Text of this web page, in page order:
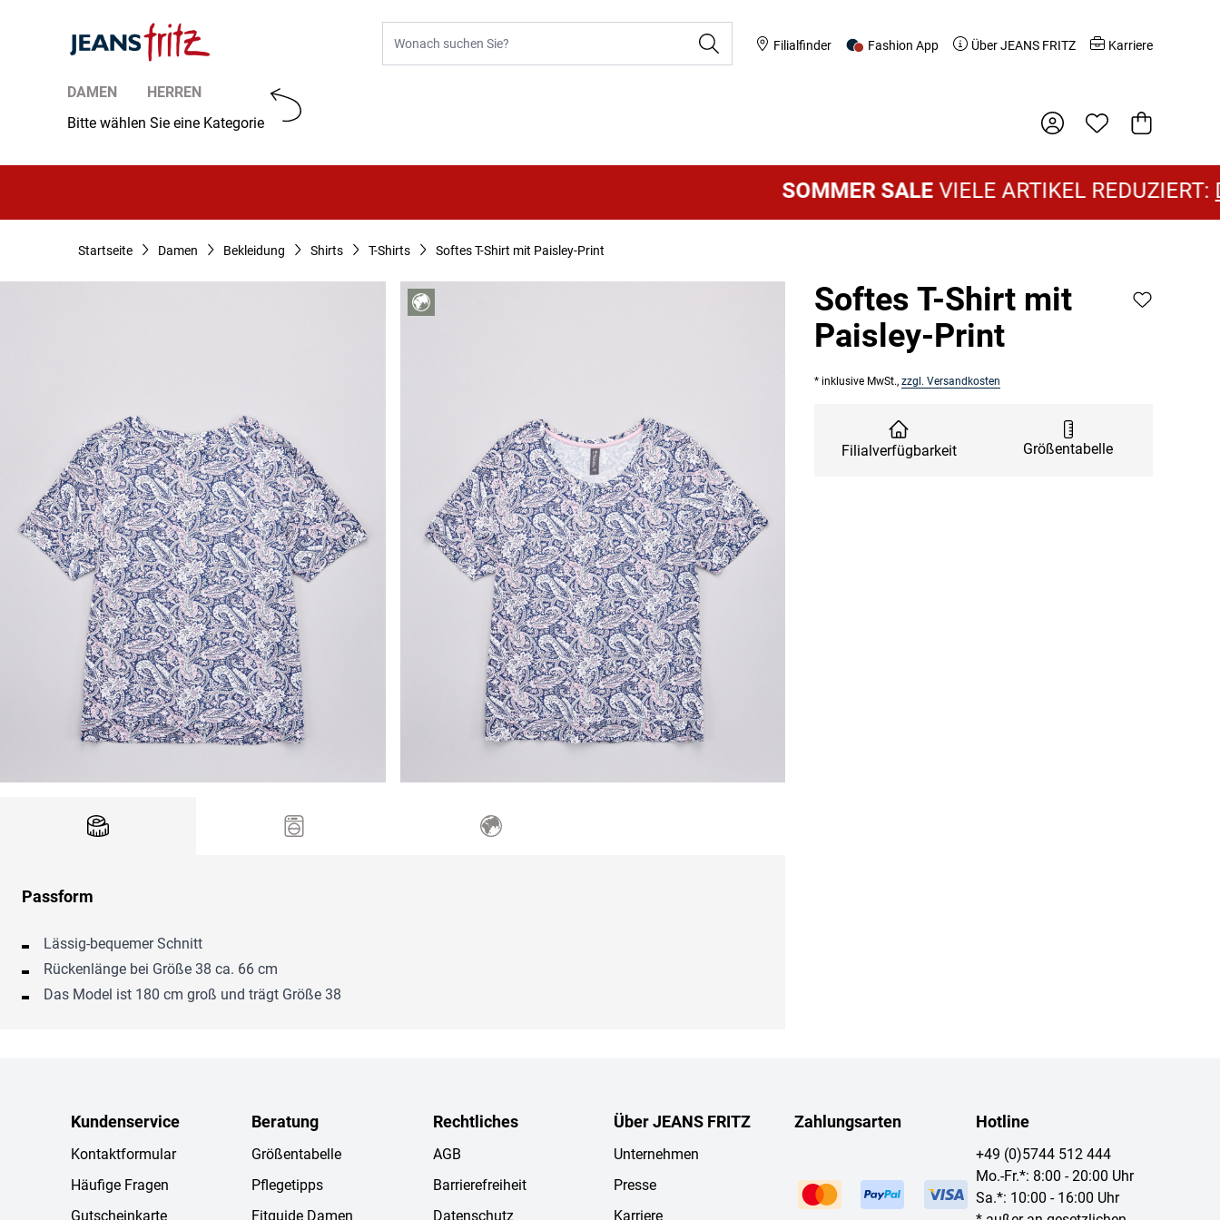
Filialfinder Fashion App Über JEANS FRITZ Karriere
DAMEN
HERREN
Bitte wählen Sie eine Kategorie
Warenkorb
SOMMER SALEVIELE ARTIKEL REDUZIERT:
Startseite Damen Bekleidung Shirts T-Shirts Softes T-Shirt mit Paisley-Print
Passform
Lässig-bequemer Schnitt
Rückenlänge bei Größe 38 ca. 66 cm
Das Model ist 180 cm groß und trägt Größe 38
Softes T-Shirt mit
Paisley-Print
* inklusive MwSt., zzgl. Versandkosten
Filialverfügbarkeit Größentabelle
Kundenservice
Kontaktformular
Häufige Fragen
Gutscheinkarte
Beratung
Größentabelle
Pflegetipps
Fitguide Damen
Rechtliches
AGB
Barrierefreiheit
Datenschutz
Über JEANS FRITZ
Unternehmen
Presse
Karriere
Zahlungsarten Hotline
+49 (0)5744 512 444
Mo.-Fr.*: 8:00 - 20:00 Uhr
Sa.*: 10:00 - 16:00 Uhr